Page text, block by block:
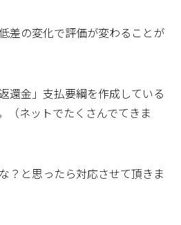
差の変化で評価が変わることが
還金」支払要綱を作成している
（ネットでたくさんでてきま
？と思ったら対応させて頂きま